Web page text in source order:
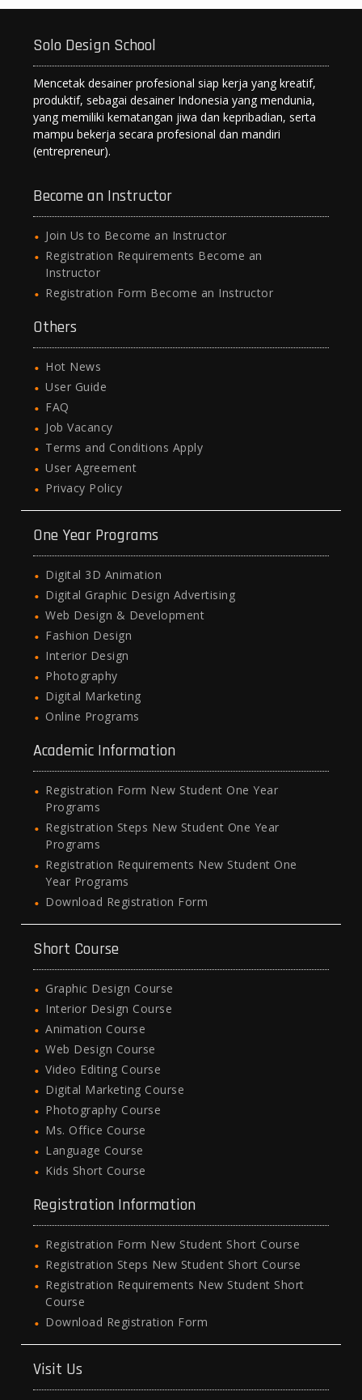
p k
Solo Design School
Mencetak desainer profesional siap kerja yang kreatif,
produktif, sebagai desainer Indonesia yang mendunia,
yang memiliki kematangan jiwa dan kepribadian, serta
mampu bekerja secara profesional dan mandiri
(entrepreneur).
Become an Instructor
Join Us to Become an Instructor
Registration Requirements Become an
Instructor
Registration Form Become an Instructor
Others
Hot News
User Guide
FAQ
Job Vacancy
Terms and Conditions Apply
User Agreement
Privacy Policy
One Year Programs
Digital 3D Animation
Digital Graphic Design Advertising
Web Design & Development
Fashion Design
Interior Design
Photography
Digital Marketing
Online Programs
Academic Information
Registration Form New Student One Year
Programs
Registration Steps New Student One Year
Programs
Registration Requirements New Student One
Year Programs
Download Registration Form
Short Course
Graphic Design Course
Interior Design Course
Animation Course
Web Design Course
Video Editing Course
Digital Marketing Course
Photography Course
Ms. Office Course
Language Course
Kids Short Course
Registration Information
Registration Form New Student Short Course
Registration Steps New Student Short Course
Registration Requirements New Student Short
Course
Download Registration Form
Visit Us